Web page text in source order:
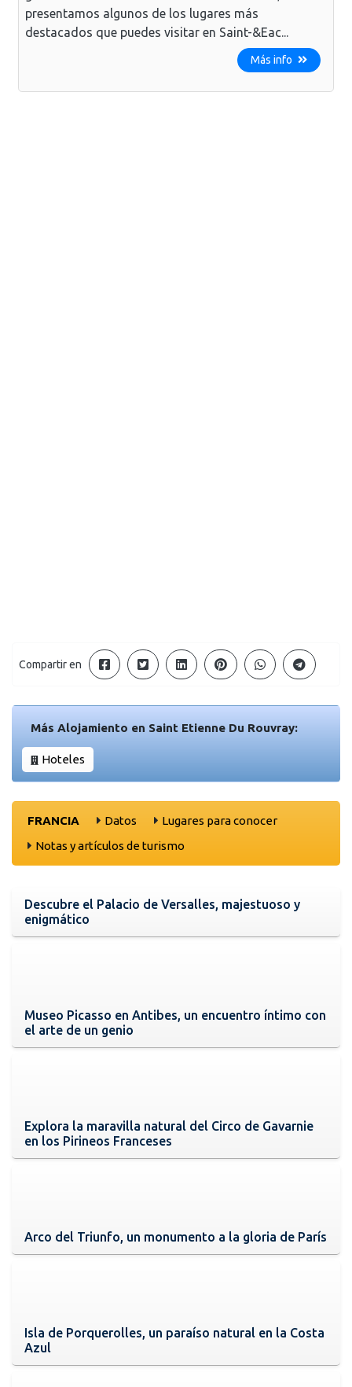
presentamos algunos de los lugares más
destacados que puedes visitar en Saint-&Eac...
Más info
Compartir en
Más Alojamiento en Saint Etienne Du Rouvray:
Hoteles
FRANCIA Datos
Lugares para conocer
Notas y artículos de turismo
Descubre el Palacio de Versalles, majestuoso y
enigmático
Museo Picasso en Antibes, un encuentro íntimo con
el arte de un genio
Explora la maravilla natural del Circo de Gavarnie
en los Pirineos Franceses
Arco del Triunfo, un monumento a la gloria de París
Isla de Porquerolles, un paraíso natural en la Costa
Azul